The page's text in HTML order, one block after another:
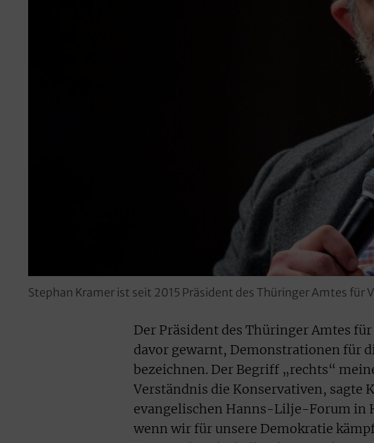
Stephan Kramer ist seit 2015 Präsident des Thüringer Amtes für
Der Präsident des Thüringer Amtes
davor gewarnt, Demonstrationen für
bezeichnen. Der Begriff „rechts“
Verständnis die Konservativen, sagte
evangelischen Hanns-Lilje-Forum in
wenn wir für unsere Demokratie